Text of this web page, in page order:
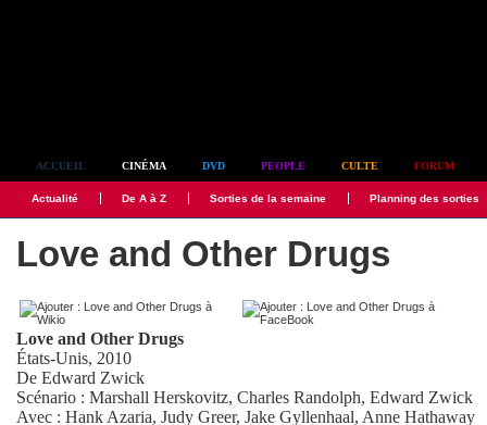
ACCUEIL CINÉMA DVD PEOPLE CULTE FORUM
Actualité De A à Z Sorties de la semaine Planning des sorties
Love and Other Drugs
Love and Other Drugs
États-Unis, 2010
De Edward Zwick
Scénario : Marshall Herskovitz, Charles Randolph, Edward Zwick
Avec : Hank Azaria, Judy Greer, Jake Gyllenhaal, Anne Hathaway